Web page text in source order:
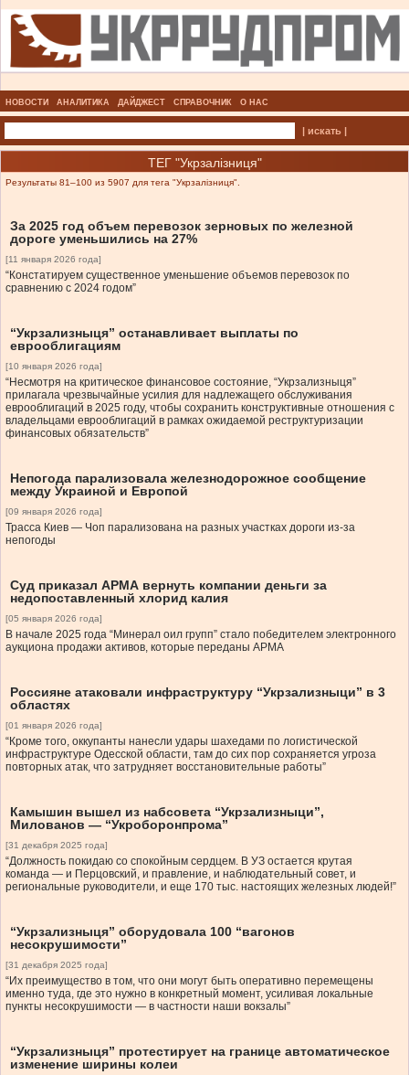
НОВОСТИ АНАЛИТИКА ДАЙДЖЕСТ СПРАВОЧНИК О НАС
| искать |
ТЕГ "Укрзалізниця"
Результаты 81–100 из 5907 для тега "Укрзалізниця".
За 2025 год объем перевозок зерновых по железной
дороге уменьшились на 27%
[11 января 2026 года]
“Констатируем существенное уменьшение объемов перевозок по
сравнению с 2024 годом”
“Укрзализныця” останавливает выплаты по
еврооблигациям
[10 января 2026 года]
“Несмотря на критическое финансовое состояние, “Укрзализныця”
прилагала чрезвычайные усилия для надлежащего обслуживания
еврооблигаций в 2025 году, чтобы сохранить конструктивные отношения с
владельцами еврооблигаций в рамках ожидаемой реструктуризации
финансовых обязательств”
Непогода парализовала железнодорожное сообщение
между Украиной и Европой
[09 января 2026 года]
Трасса Киев — Чоп парализована на разных участках дороги из-за
непогоды
Суд приказал АРМА вернуть компании деньги за
недопоставленный хлорид калия
[05 января 2026 года]
В начале 2025 года “Минерал оил групп” стало победителем электронного
аукциона продажи активов, которые переданы АРМА
Россияне атаковали инфраструктуру “Укрзализныци” в 3
областях
[01 января 2026 года]
“Кроме того, оккупанты нанесли удары шахедами по логистической
инфраструктуре Одесской области, там до сих пор сохраняется угроза
повторных атак, что затрудняет восстановительные работы”
Камышин вышел из набсовета “Укрзализныци”,
Милованов — “Укроборонпрома”
[31 декабря 2025 года]
“Должность покидаю со спокойным сердцем. В УЗ остается крутая
команда — и Перцовский, и правление, и наблюдательный совет, и
региональные руководители, и еще 170 тыс. настоящих железных людей!”
“Укрзализныця” оборудовала 100 “вагонов
несокрушимости”
[31 декабря 2025 года]
“Их преимущество в том, что они могут быть оперативно перемещены
именно туда, где это нужно в конкретный момент, усиливая локальные
пункты несокрушимости — в частности наши вокзалы”
“Укрзализныця” протестирует на границе автоматическое
изменение ширины колеи